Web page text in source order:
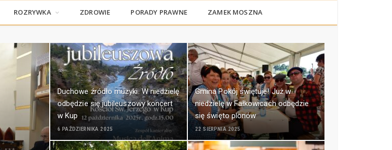
ROZRYWKA ZDROWIE PORADY PRAWNE ZAMEK MOSZNA
Duchowe źródło muzyki. W niedzielę
odbędzie się jubileuszowy koncert
w Kup
6 PAŹDZIERNIKA 2025
Gmina Pokój świętuje! Już w
niedzielę w Fałkowicach odbędzie
się święto plonów
22 SIERPNIA 2025